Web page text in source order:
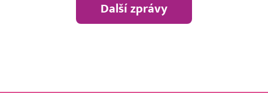
Další zprávy